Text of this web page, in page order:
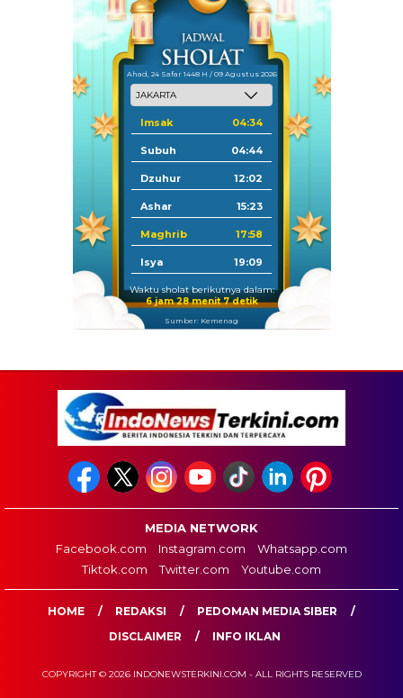
Ahad, 24 Safar 1448 H / 09 Agustus 2026
Imsak 04:34
Subuh 04:44
Dzuhur 12:02
Ashar 15:23
Maghrib 17:58
Isya 19:09
Waktu sholat berikutnya dalam:
6 jam 28 menit 6 detik
Sumber: Kemenag
MEDIA NETWORK
Facebook.com
Instagram.com
Whatsapp.com
Tiktok.com
Twitter.com Youtube.com
HOME REDAKSI
PEDOMAN MEDIA SIBER
DISCLAIMER
INFO IKLAN
COPYRIGHT © 2026 INDONEWSTERKINI.COM - ALL RIGHTS RESERVED